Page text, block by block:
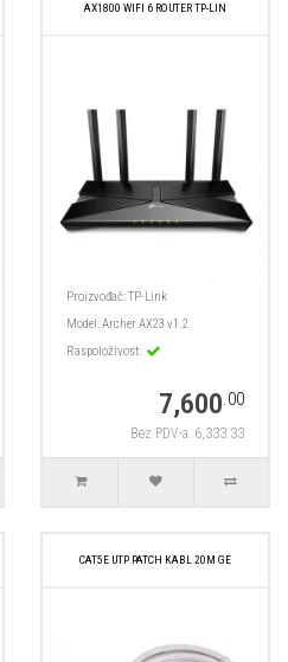
AX1800 WIFI 6 ROUTER TP-LIN
Proizvođač:TP-Link
Model:Archer AX23 v1.2
Raspoloživost:
7,600.00
Bez PDV-a: 6,333.33
CAT5E UTP PATCH KABL 20M GE